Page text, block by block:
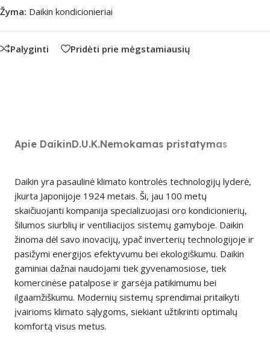
Žyma: Daikin kondicionieriai
Palyginti Pridėti prie mėgstamiausių
Apie DaikinD.U.K.Nemokamas pristatymas
Daikin yra pasaulinė klimato kontrolės technologijų lyderė,
įkurta Japonijoje 1924 metais. Ši, jau 100 metų
skaičiuojanti kompanija specializuojasi oro kondicionierių,
šilumos siurblių ir ventiliacijos sistemų gamyboje. Daikin
žinoma dėl savo inovacijų, ypač inverterių technologijoje ir
pasižymi energijos efektyvumu bei ekologiškumu. Daikin
gaminiai dažnai naudojami tiek gyvenamosiose, tiek
komercinėse patalpose ir garsėja patikimumu bei
ilgaamžiškumu. Modernių sistemų sprendimai pritaikyti
įvairioms klimato sąlygoms, siekiant užtikrinti optimalų
komfortą visus metus.